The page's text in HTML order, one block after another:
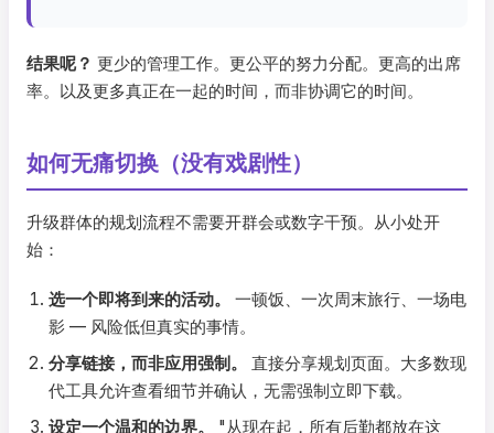
结果呢？ 更少的管理工作。更公平的努力分配。更高的出席
率。以及更多真正在一起的时间，而非协调它的时间。
如何无痛切换（没有戏剧性）
升级群体的规划流程不需要开群会或数字干预。从小处开
始：
选一个即将到来的活动。
一顿饭、一次周末旅行、一场电
影 — 风险低但真实的事情。
分享链接，而非应用强制。
直接分享规划页面。大多数现
代工具允许查看细节并确认，无需强制立即下载。
设定一个温和的边界。
"从现在起，所有后勤都放在这